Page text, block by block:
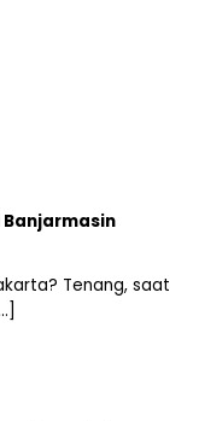
Banjarmasin
Tenang, saat